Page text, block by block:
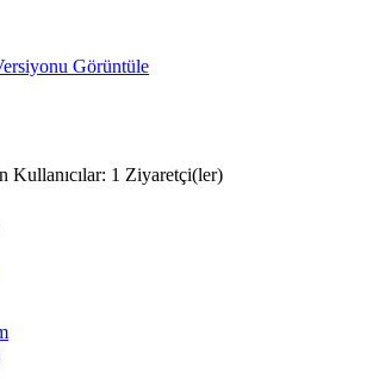
Görüntüle
Kullanıcılar: 1 Ziyaretçi(ler)